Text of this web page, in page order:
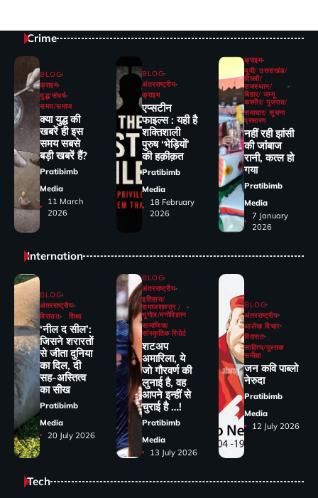
Crime
BLOG
क्राइम
युद्ध/संघर्ष
समय/समाज
क्या युद्ध की
खबरें ही इस
समय सबसे
बड़ी खबरें हैं?
Pratibimb
Media
11 March
2026
BLOG
अंतरराष्ट्रीय
क्राइम
एप्सटीन
फाइल्स : यही है
शक्तिशाली
पुरुष ‘भेड़ियों’
की हक़ीक़त
Pratibimb
Media
18 February
2026
क्राइम
यूपी/ उत्तराखंड/
दिल्ली/
राजस्थान/
बिहार/ जम्मू
कश्मीर/ गुजरात/
समाचार/ सूचना
प्रसारण
नहीं रही झांसी
की जांंबाज
रानी, कत्‍ल हो
गया
Pratibimb
Media
7 January
2026
Internation
BLOG
अंतरराष्ट्रीय
विरासत
शिक्षा
‘नील द सील’:
जिसने शरारतों
से जीता दुनिया
का दिल, दी
सह-अस्तित्व
का सीख
Pratibimb
Media
20 July 2026
BLOG
अंतरराष्ट्रीय
इतिहास/
समाजशास्त्र /
भूगोल/मनोविज्ञान
सामाजिक/
सांस्कृतिक रिपोर्ट
शटअप
अमारिला, ये
जो गौरवर्ण की
लुनाई है, वह
आपने इन्हीं से
चुराई है …!
Pratibimb
Media
13 July 2026
BLOG
अंतरराष्ट्रीय
आलेख विचार
विरासत
साहित्य/पुस्तक
समीक्षा
जन कवि पाब्लो
नेरुदा
Pratibimb
Media
12 July 2026
Tech